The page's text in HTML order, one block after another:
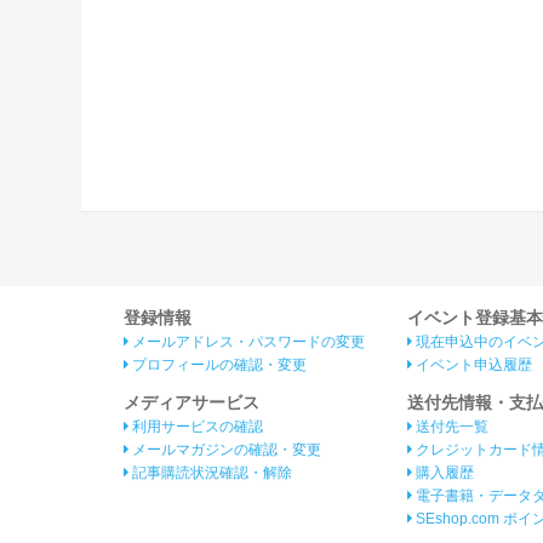
登録情報
メールアドレス・パスワードの変更
プロフィールの確認・変更
メディアサービス
利用サービスの確認
メールマガジンの確認・変更
記事購読状況確認・解除
イベント登録基
現在申込中のイベ
イベント申込履歴
送付先情報・支
送付先一覧
クレジットカード
購入履歴
電子書籍・データ
SEshop.com ポイ